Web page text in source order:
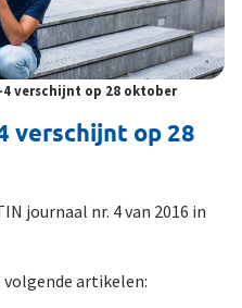
4 verschijnt op 28 oktober
verschijnt op 28
journaal nr. 4 van 2016 in
volgende artikelen: